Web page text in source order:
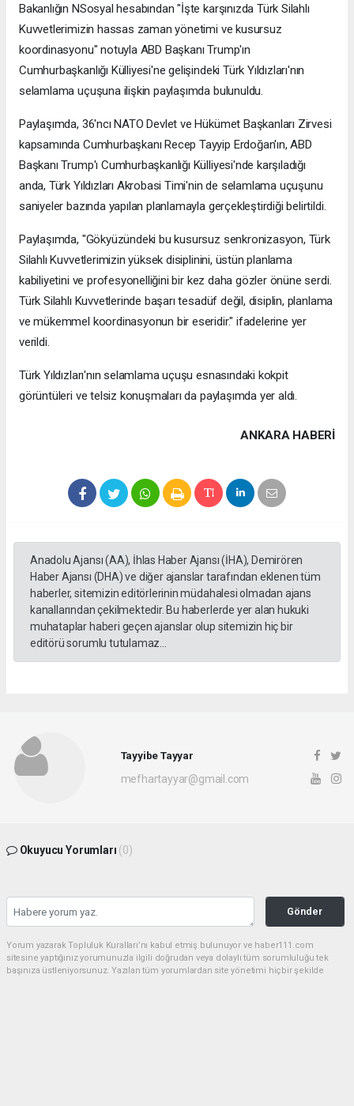
Bakanlığın NSosyal hesabından "İşte karşınızda Türk Silahlı
Kuvvetlerimizin hassas zaman yönetimi ve kusursuz
koordinasyonu" notuyla ABD Başkanı Trump'ın
Cumhurbaşkanlığı Külliyesi'ne gelişindeki Türk Yıldızları'nın
selamlama uçuşuna ilişkin paylaşımda bulunuldu.
Paylaşımda, 36'ncı NATO Devlet ve Hükümet Başkanları Zirvesi
kapsamında Cumhurbaşkanı Recep Tayyip Erdoğan'ın, ABD
Başkanı Trump'ı Cumhurbaşkanlığı Külliyesi'nde karşıladığı
anda, Türk Yıldızları Akrobasi Timi'nin de selamlama uçuşunu
saniyeler bazında yapılan planlamayla gerçekleştirdiği belirtildi.
Paylaşımda, "Gökyüzündeki bu kusursuz senkronizasyon, Türk
Silahlı Kuvvetlerimizin yüksek disiplinini, üstün planlama
kabiliyetini ve profesyonelliğini bir kez daha gözler önüne serdi.
Türk Silahlı Kuvvetlerinde başarı tesadüf değil, disiplin, planlama
ve mükemmel koordinasyonun bir eseridir." ifadelerine yer
verildi.
Türk Yıldızları'nın selamlama uçuşu esnasındaki kokpit
görüntüleri ve telsiz konuşmaları da paylaşımda yer aldı.
ANKARA HABERİ
Anadolu Ajansı (AA), İhlas Haber Ajansı (İHA), Demirören
Haber Ajansı (DHA) ve diğer ajanslar tarafından eklenen tüm
haberler, sitemizin editörlerinin müdahalesi olmadan ajans
kanallarından çekilmektedir. Bu haberlerde yer alan hukuki
muhataplar haberi geçen ajanslar olup sitemizin hiç bir
editörü sorumlu tutulamaz...
Tayyibe Tayyar
mefhartayyar@gmail.com
Okuyucu Yorumları (0)
Gönder
Yorum yazarak Topluluk Kuralları’nı kabul etmiş bulunuyor ve haber111.com
sitesine yaptığınız yorumunuzla ilgili doğrudan veya dolaylı tüm sorumluluğu tek
başınıza üstleniyorsunuz. Yazılan tüm yorumlardan site yönetimi hiçbir şekilde